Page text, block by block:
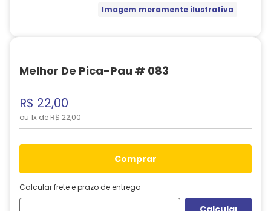
Imagem meramente ilustrativa
Melhor De Pica-Pau # 083
R$ 22,00
ou 1x de R$ 22,00
comprar
Calcular frete e prazo de entrega